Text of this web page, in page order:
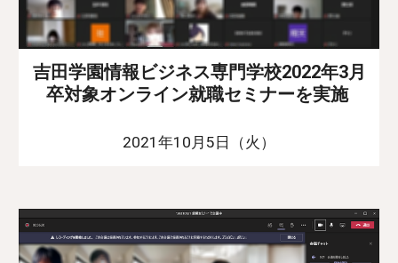
吉田学園情報ビジネス専門学校2022年3月
卒対象オンライン就職セミナーを実施
2021年10月5日（火）